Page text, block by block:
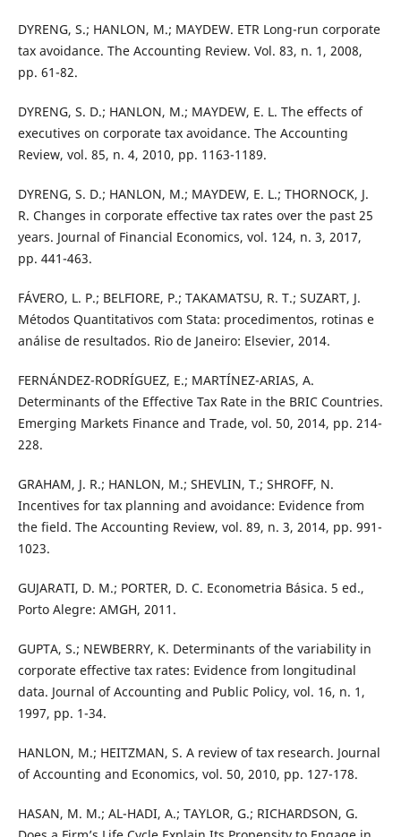
DYRENG, S.; HANLON, M.; MAYDEW. ETR Long-run corporate
tax avoidance. The Accounting Review. Vol. 83, n. 1, 2008,
pp. 61-82.
DYRENG, S. D.; HANLON, M.; MAYDEW, E. L. The effects of
executives on corporate tax avoidance. The Accounting
Review, vol. 85, n. 4, 2010, pp. 1163-1189.
DYRENG, S. D.; HANLON, M.; MAYDEW, E. L.; THORNOCK, J.
R. Changes in corporate effective tax rates over the past 25
years. Journal of Financial Economics, vol. 124, n. 3, 2017,
pp. 441-463.
FÁVERO, L. P.; BELFIORE, P.; TAKAMATSU, R. T.; SUZART, J.
Métodos Quantitativos com Stata: procedimentos, rotinas e
análise de resultados. Rio de Janeiro: Elsevier, 2014.
FERNÁNDEZ-RODRÍGUEZ, E.; MARTÍNEZ-ARIAS, A.
Determinants of the Effective Tax Rate in the BRIC Countries.
Emerging Markets Finance and Trade, vol. 50, 2014, pp. 214-
228.
GRAHAM, J. R.; HANLON, M.; SHEVLIN, T.; SHROFF, N.
Incentives for tax planning and avoidance: Evidence from
the field. The Accounting Review, vol. 89, n. 3, 2014, pp. 991-
1023.
GUJARATI, D. M.; PORTER, D. C. Econometria Básica. 5 ed.,
Porto Alegre: AMGH, 2011.
GUPTA, S.; NEWBERRY, K. Determinants of the variability in
corporate effective tax rates: Evidence from longitudinal
data. Journal of Accounting and Public Policy, vol. 16, n. 1,
1997, pp. 1-34.
HANLON, M.; HEITZMAN, S. A review of tax research. Journal
of Accounting and Economics, vol. 50, 2010, pp. 127-178.
HASAN, M. M.; AL-HADI, A.; TAYLOR, G.; RICHARDSON, G.